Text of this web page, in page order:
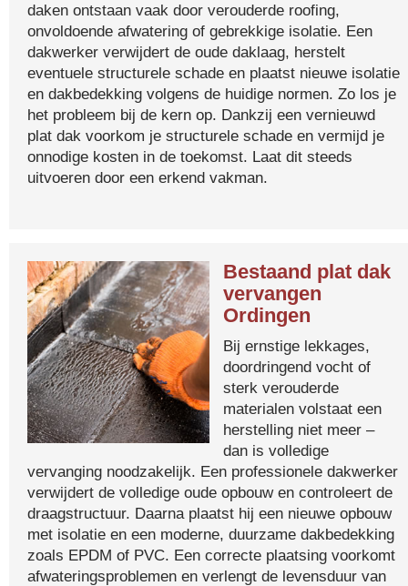
daken ontstaan vaak door verouderde roofing,
onvoldoende afwatering of gebrekkige isolatie. Een
dakwerker verwijdert de oude daklaag, herstelt
eventuele structurele schade en plaatst nieuwe isolatie
en dakbedekking volgens de huidige normen. Zo los je
het probleem bij de kern op. Dankzij een vernieuwd
plat dak voorkom je structurele schade en vermijd je
onnodige kosten in de toekomst. Laat dit steeds
uitvoeren door een erkend vakman.
Bestaand plat dak
vervangen
Ordingen
Bij ernstige lekkages,
doordringend vocht of
sterk verouderde
materialen volstaat een
herstelling niet meer –
dan is volledige
vervanging noodzakelijk. Een professionele dakwerker
verwijdert de volledige oude opbouw en controleert de
draagstructuur. Daarna plaatst hij een nieuwe opbouw
met isolatie en een moderne, duurzame dakbedekking
zoals EPDM of PVC. Een correcte plaatsing voorkomt
afwateringsproblemen en verlengt de levensduur van